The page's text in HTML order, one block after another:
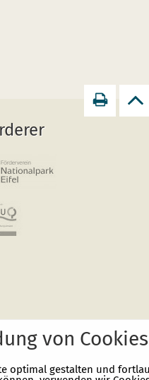
von Cookies
optimal gestalten und